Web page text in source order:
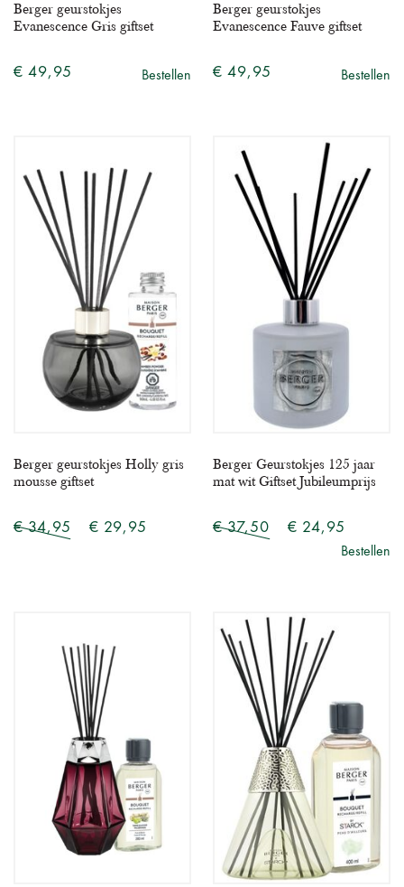
Berger geurstokjes
Evanescence Gris giftset
€ 49,95 Bestellen
Berger geurstokjes
Evanescence Fauve giftset
€ 49,95 Bestellen
Berger geurstokjes Holly gris
mousse giftset
€ 34,95 € 29,95
Berger Geurstokjes 125 jaar
mat wit Giftset Jubileumprijs
€ 37,50 € 24,95
Bestellen